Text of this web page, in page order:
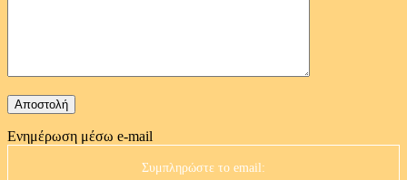
Ενημέρωση μέσω e-mail
Συμπληρώστε το email: